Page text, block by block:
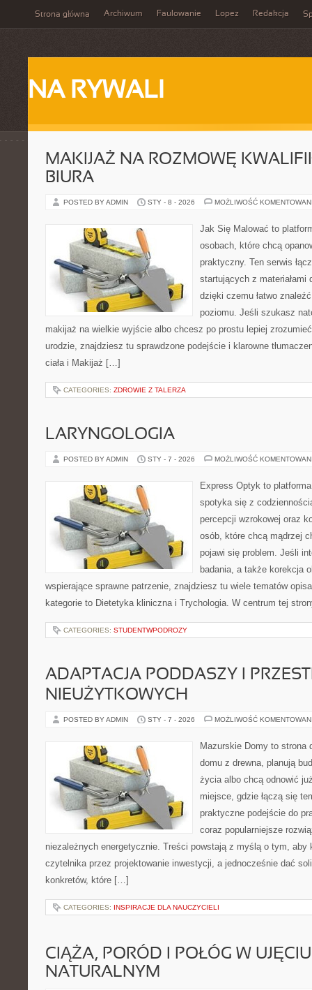
Strona główna Archiwum Faulowanie Lopez Redakcja
NA RYWALI
MAKIJAŻ NA ROZMOWĘ
BIURA
POSTED BY ADMIN STY - 8 - 2026 MOŻLIWOŚĆ
Jak Się Malować to
osobach, które chcą
praktyczny. Ten serwis
startujących z materiałami
dzięki czemu łatwo
poziomu. Jeśli szukasz
makijaż na wielkie wyjście albo chcesz po prostu lepiej
urodzie, znajdziesz tu sprawdzone podejście i klarowne
ciała i Makijaż […]
CATEGORIES: ZDROWIE Z TALERZA
LARYNGOLOGIA
POSTED BY ADMIN STY - 7 - 2026 MOŻLIWOŚĆ
Express Optyk to
spotyka się z
percepcji wzrokowej oraz
osób, które chcą mądrzej
pojawi się problem. Jeśli
badania, a także korekcja
wspierające sprawne patrzenie, znajdziesz tu wiele tematów
kategorie to Dietetyka kliniczna i Trychologia. W centrum tej
CATEGORIES: STUDENTWPODROZY
ADAPTACJA PODDASZY I
NIEUŻYTKOWYCH
POSTED BY ADMIN STY - 7 - 2026 MOŻLIWOŚĆ
Mazurskie Domy to strona
domu z drewna, planują
życia albo chcą odnowić
miejsce, gdzie łączą się
praktyczne podejście do
coraz popularniejsze
niezależnych energetycznie. Treści powstają z myślą o tym, aby
czytelnika przez projektowanie inwestycji, a jednocześnie dać
konkretów, które […]
CATEGORIES: INSPIRACJE DLA NAUCZYCIELI
CIĄŻA, PORÓD I POŁÓG W UJĘCIU
NATURALNYM